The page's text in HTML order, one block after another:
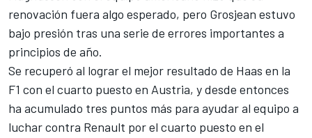
renovación fuera algo esperado, pero Grosjean estuvo
bajo presión tras una serie de errores importantes a
principios de año.
Se recuperó al lograr el mejor resultado de Haas en la
F1 con el cuarto puesto en Austria, y desde entonces
ha acumulado tres puntos más para ayudar al equipo a
luchar contra Renault por el cuarto puesto en el